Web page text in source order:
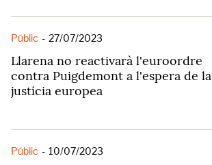
Públic - 27/07/2023
Llarena no reactivarà l'euroordre
contra Puigdemont a l'espera de la
justícia europea
Públic - 10/07/2023